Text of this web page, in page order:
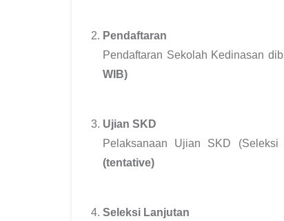
Pendaftaran
Pendaftaran Sekolah Kedinasan
WIB)
Ujian SKD
Pelaksanaan Ujian SKD
(tentative)
Seleksi Lanjutan